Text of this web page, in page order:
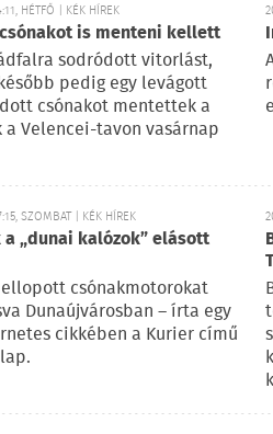
HÉTFŐ | KÉK HÍREK
is menteni kellett
sodródott vitorlást,
pedig egy levágott
csónakot mentettek a
Velencei-tavon vasárnap
SZOMBAT | KÉK HÍREK
„dunai kalózok” elásott
csónakmotorokat
Dunaújvárosban – írta egy
cikkében a Kurier című